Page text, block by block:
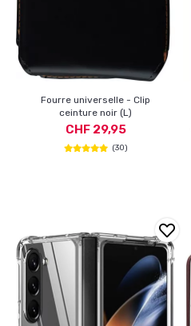
Fourre universelle - Clip
ceinture noir (L)
CHF 29,95
(30)